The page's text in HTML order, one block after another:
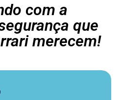
com a
que
merecem!